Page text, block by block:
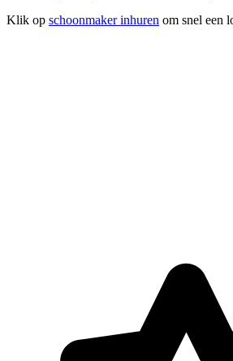
Klik op schoonmaker inhuren om snel een